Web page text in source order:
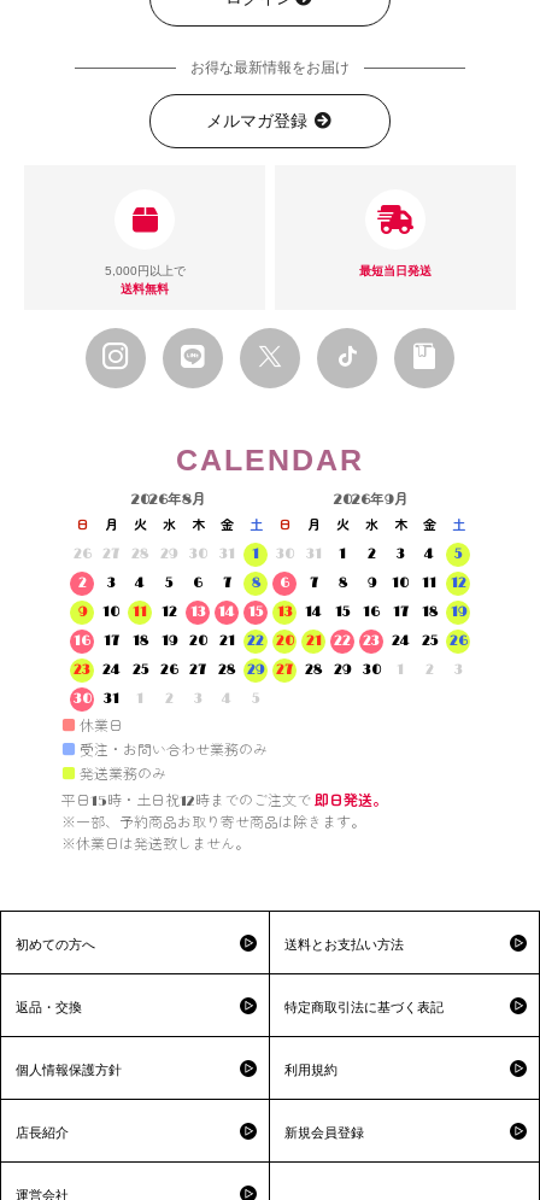
お得な最新情報をお届け
メルマガ登録
5,000円以上で
送料無料
最短当日発送
CALENDAR
2026年8月
日 月 火 水 木 金
土
26
27 28 29 30 31
1
2
3 4 5 6 7
8
9
10 11 12 13 14
15
16
17 18 19 20 21
22
23
24 25 26 27 28
29
30
31 1 2 3 4 5
2026年9月
日 月 火 水 木 金
土
30
31 1 2 3 4
5
6
7 8 9 10 11
12
13
14 15 16 17 18
19
20
21 22 23 24 25
26
27
28 29 30 1 2 3
■ 休業日
■ 受注・お問い合わせ業務のみ
■ 発送業務のみ
平日15時・土日祝12時までのご注文で 即日発送。
※一部、予約商品お取り寄せ商品は除きます。
※休業日は発送致しません。
初めての方へ 送料とお支払い方法
返品・交換 特定商取引法に基づく表記
個人情報保護方針 利用規約
店長紹介 新規会員登録
運営会社